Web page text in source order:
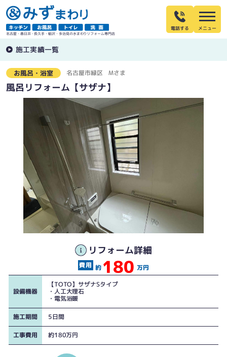
名古屋・春日井・長久手・稲沢・多治見の水まわりリフォーム専門店
電話する
施工実績一覧
お風呂・浴室 名古屋市緑区 Mさま
風呂リフォーム【サザナ】
リフォーム詳細
約 180 万円
設備機器
【TOTO】サザナSタイプ
・人工大理石
・電気浴暖
施工期間 5日間
工事費用 約180万円